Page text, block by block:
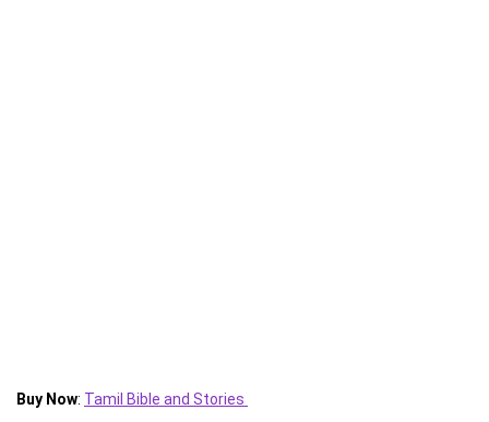
Buy Now: Tamil Bible and Stories